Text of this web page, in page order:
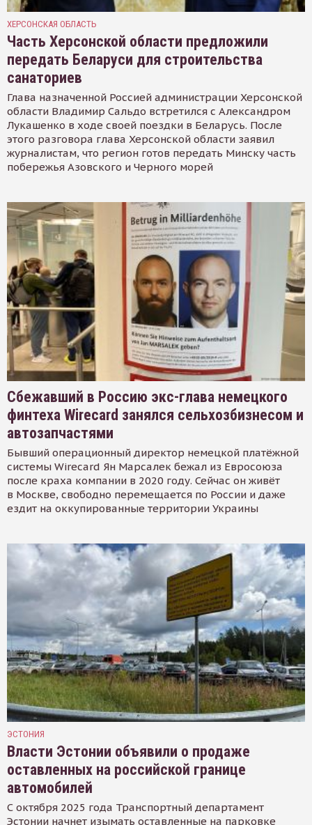
ХЕРСОНСКАЯ ОБЛАСТЬ
Часть Херсонской области предложили
передать Беларуси для строительства
санаториев
Глава назначенной Россией администрации Херсонской
области Владимир Сальдо встретился с Александром
Лукашенко в ходе своей поездки в Беларусь. После
этого разговора глава Херсонской области заявил
журналистам, что регион готов передать Минску часть
побережья Азовского и Черного морей
Сбежавший в Россию экс-глава немецкого
финтеха Wirecard занялся сельхозбизнесом и
автозапчастями
Бывший операционный директор немецкой платёжной
системы Wirecard Ян Марсалек бежал из Евросоюза
после краха компании в 2020 году. Сейчас он живёт
в Москве, свободно перемещается по России и даже
ездит на оккупированные территории Украины
ЭСТОНИЯ
Власти Эстонии объявили о продаже
оставленных на российской границе
автомобилей
С октября 2025 года Транспортный департамент
Эстонии начнет изымать оставленные на парковке